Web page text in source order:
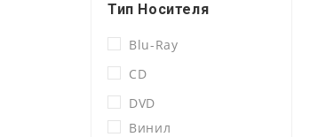
Тип Носителя
Blu-Ray
CD
DVD
Винил